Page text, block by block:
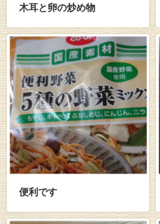
木耳と卵の炒め物
便利です